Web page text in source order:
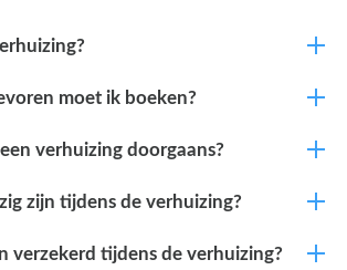
moet ik boeken?
verhuizing doorgaans?
zijn tijdens de verhuizing?
verzekerd tijdens de verhuizing?